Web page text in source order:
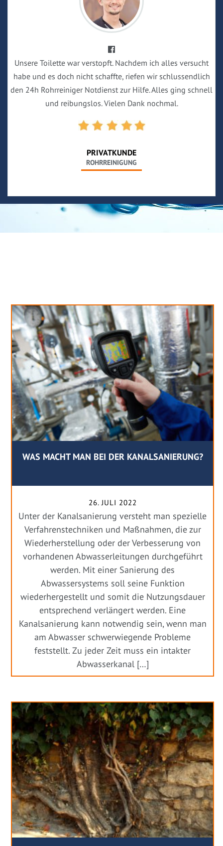
Unsere Toilette war verstopft. Nachdem ich alles versucht
habe und es doch nicht schaffte, riefen wir schlussendlich
den 24h Rohrreiniger Notdienst zur Hilfe. Alles ging schnell
und reibungslos. Vielen Dank nochmal.
PRIVATKUNDE
ROHRREINIGUNG
WAS MACHT MAN BEI DER KANALSANIERUNG?
26. JULI 2022
Unter der Kanalsanierung versteht man spezielle
Verfahrenstechniken und Maßnahmen, die zur
Wiederherstellung oder der Verbesserung von
vorhandenen Abwasserleitungen durchgeführt
werden. Mit einer Sanierung des
Abwassersystems soll seine Funktion
wiederhergestellt und somit die Nutzungsdauer
entsprechend verlängert werden. Eine
Kanalsanierung kann notwendig sein, wenn man
am Abwasser schwerwiegende Probleme
feststellt. Zu jeder Zeit muss ein intakter
Abwasserkanal […]